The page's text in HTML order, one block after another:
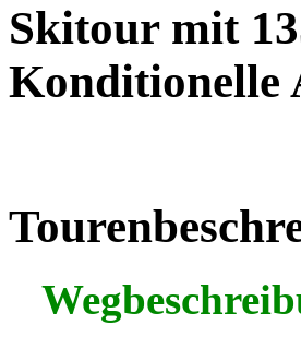
Skitour mit
Konditionelle